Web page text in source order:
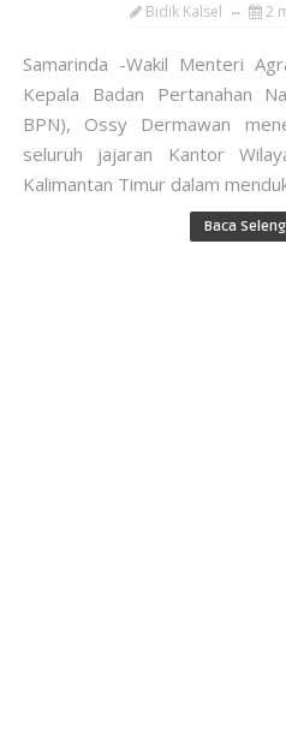
Bidik Kalsel 2
Samarinda -Wakil Menteri
Kepala Badan Pertanahan
BPN), Ossy Dermawan
seluruh jajaran Kantor
Kalimantan Timur dalam
Baca